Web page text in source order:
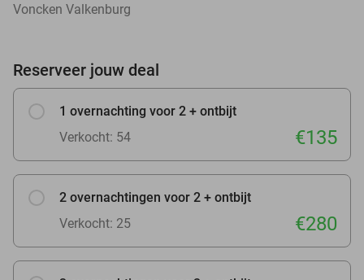
Voncken Valkenburg
Reserveer jouw deal
1 overnachting voor 2 + ontbijt
Verkocht: 54
€135
2 overnachtingen voor 2 + ontbijt
Verkocht: 25
€280